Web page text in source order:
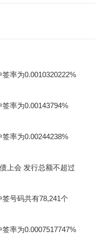
率为0.0010320222%
率为0.00143794%
率为0.00244238%
上会 发行总额不超过
号码共有78,241个
率为0.0007517747%